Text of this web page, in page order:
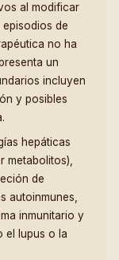
al modificar
de
no ha
un
incluyen
y posibles
hepáticas
metabolitos),
de
autoinmunes,
inmunitario y
el lupus o la